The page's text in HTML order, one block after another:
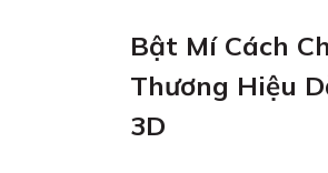
Bật Mí Cách
Thương Hiệu
3D